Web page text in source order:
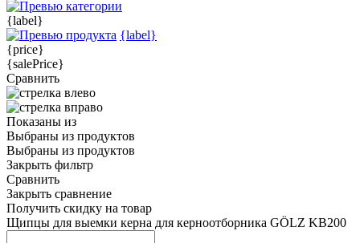
{label}
{label}
{price}
{salePrice}
Сравнить
Показаны из
Выбраны из продуктов
Выбраны из продуктов
Закрыть фильтр
Сравнить
Закрыть сравнение
Получить скидку на товар
Щипцы для выемки керна для керноотборника GÖLZ KB200